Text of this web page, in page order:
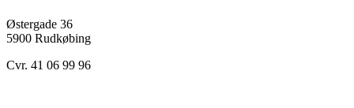
Østergade 36
5900 Rudkøbing
Cvr. 41 06 99 96